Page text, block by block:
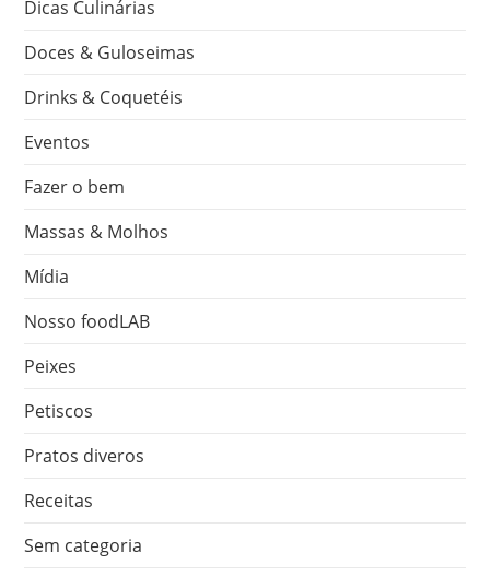
Dicas Culinárias
Doces & Guloseimas
Drinks & Coquetéis
Eventos
Fazer o bem
Massas & Molhos
Mídia
Nosso foodLAB
Peixes
Petiscos
Pratos diveros
Receitas
Sem categoria